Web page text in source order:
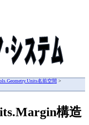
名前空間 >
構造